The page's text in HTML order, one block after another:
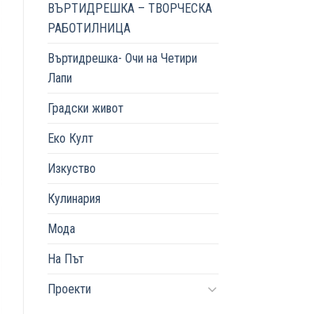
ВЪРТИДРЕШКА – ТВОРЧЕСКА
РАБОТИЛНИЦА
Въртидрешка- Очи на Четири
Лапи
Градски живот
Еко Култ
Изкуство
Кулинария
Мода
На Път
Проекти